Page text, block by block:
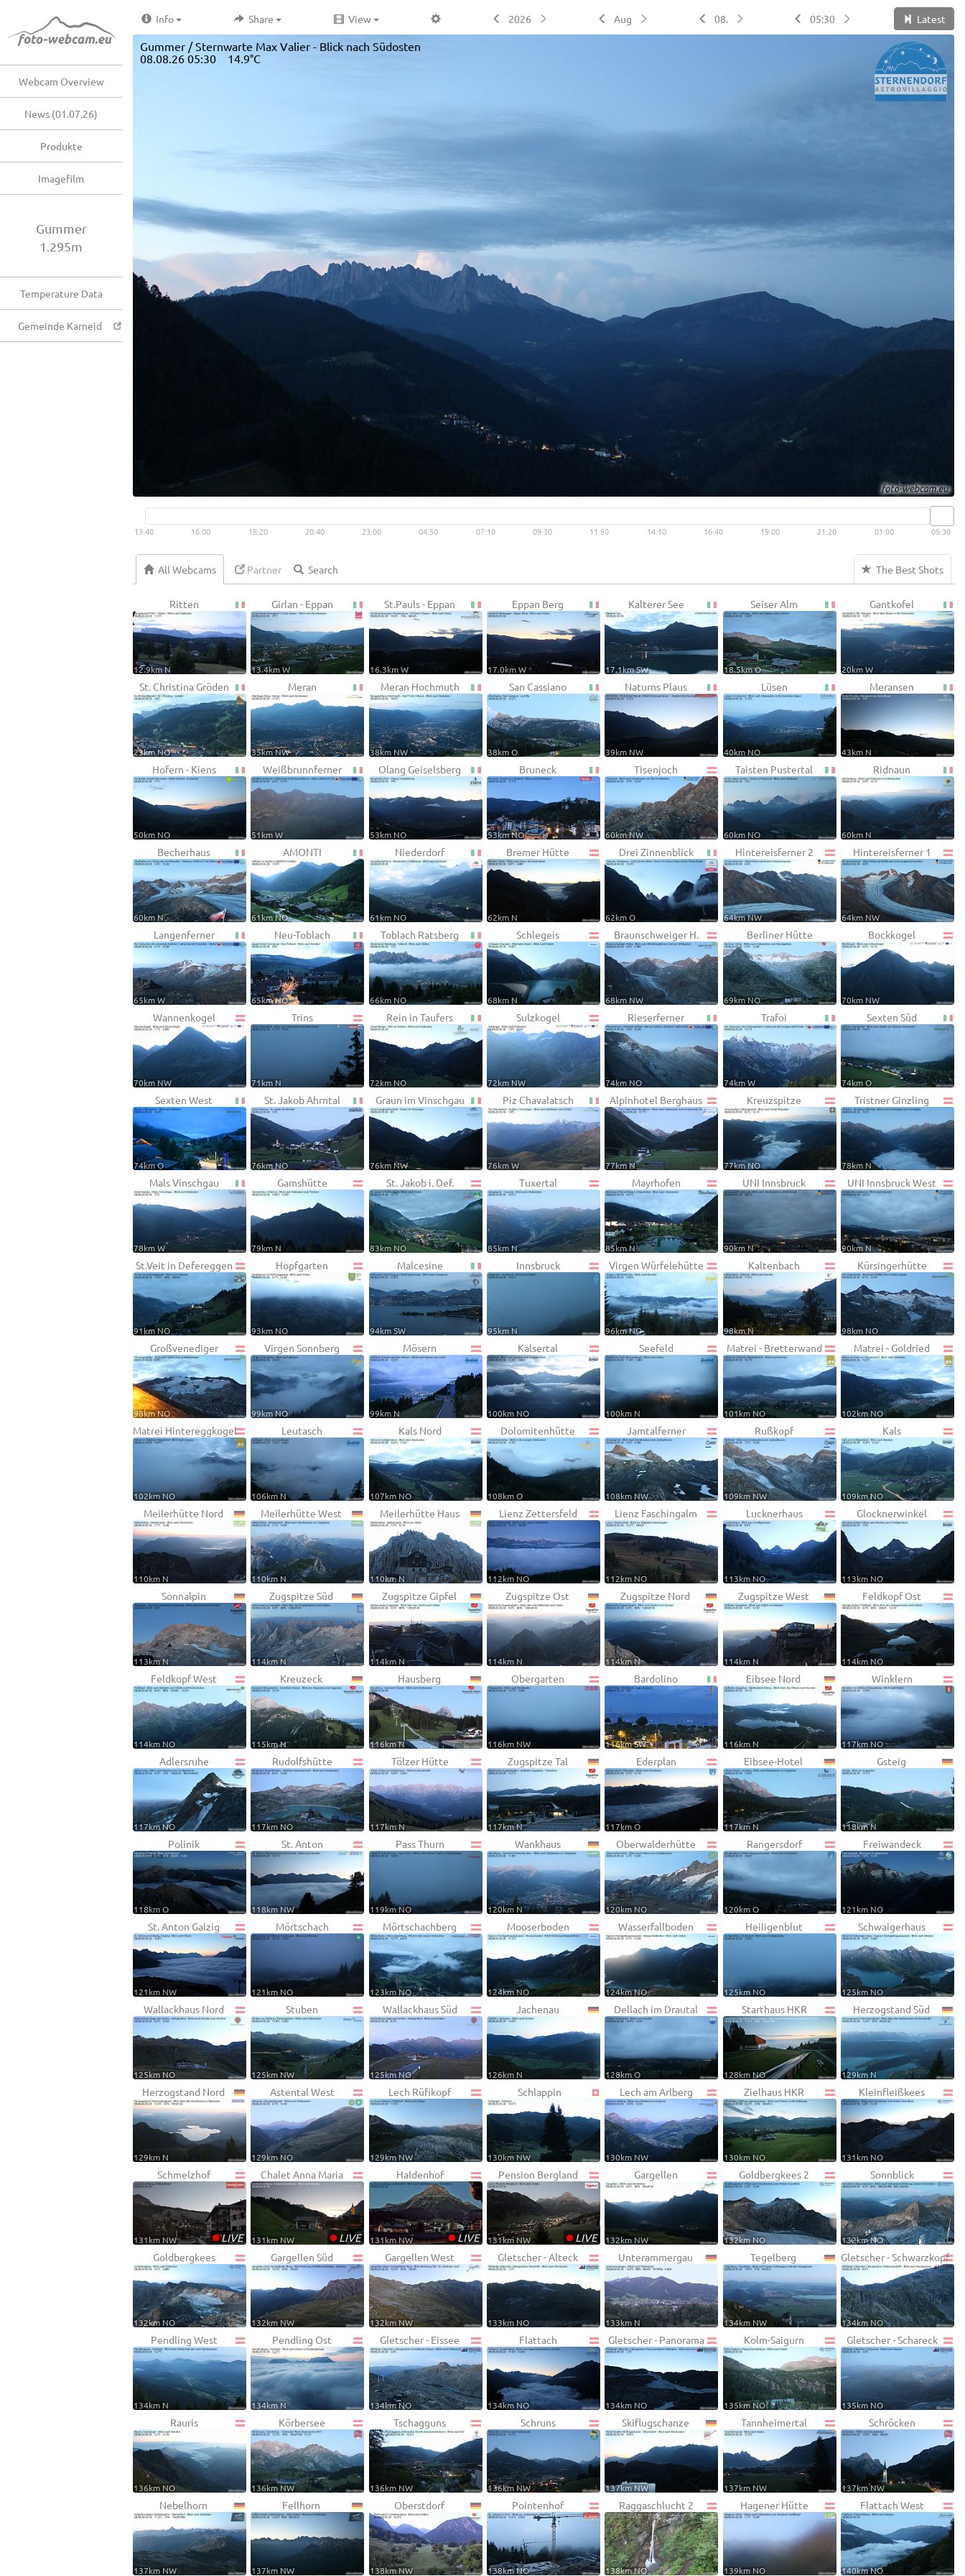
Webcam Overview
News (01.07.26)
Produkte
Imagefilm
Gummer
1.295m
Temperature Data
Gemeinde Karneid
Info Share View 2026 Aug 08. 05:30 Latest
Gummer / Sternwarte Max Valier - Blick nach Südosten
08.08.26 05:30 14.9°C
Live video available → View
13:40 16:00 18:20 20:40 23:00 04:50 07:10 09:30 11:50 14:10 16:40 19:00 21:20 01:00 05:30
All Webcams The Best Shots
Partner
Ritten
12.9km N
Girlan - Eppan
13.4km W
St.Pauls - Eppan
16.3km W
Eppan Berg
17.0km W
Kalterer See
17.1km SW
Seiser Alm
18.5km O
Gantkofel
20km W
St. Christina Gröden
23km NO
Meran
35km NW
Meran Hochmuth
38km NW
San Cassiano
38km O
Naturns Plaus
39km NW
Lüsen
40km NO
Meransen
43km N
Hofern - Kiens
50km NO
Weißbrunnferner
51km W
Olang Geiselsberg
53km NO
Bruneck
53km NO
Tisenjoch
60km NW
Taisten Pustertal
60km NO
Ridnaun
60km N
Becherhaus
60km N
AMONTI
61km NO
Niederdorf
61km NO
Bremer Hütte
62km N
Drei Zinnenblick
62km O
Hintereisferner 2
64km NW
Hintereisferner 1
64km NW
Langenferner
65km W
Neu-Toblach
65km NO
Toblach Ratsberg
66km NO
Schlegeis
68km N
Braunschweiger H.
68km NW
Berliner Hütte
69km NO
Bockkogel
70km NW
Wannenkogel
70km NW
Trins
71km N
Rein in Taufers
72km NO
Sulzkogel
72km NW
Rieserferner
74km NO
Trafoi
74km W
Sexten Süd
74km O
Sexten West
74km O
St. Jakob Ahrntal
76km NO
Graun im Vinschgau
76km NW
Piz Chavalatsch
76km W
Alpinhotel Berghaus
77km N
Kreuzspitze
77km NO
Tristner Ginzling
78km N
Mals Vinschgau
78km W
Gamshütte
79km N
St. Jakob i. Def.
83km NO
Tuxertal
85km N
Mayrhofen
85km N
UNI Innsbruck
90km N
UNI Innsbruck West
90km N
St.Veit in Defereggen
91km NO
Hopfgarten
93km NO
Malcesine
94km SW
Innsbruck
95km N
Virgen Würfelehütte
96km NO
Kaltenbach
98km N
Kürsingerhütte
98km NO
Großvenediger
98km NO
Virgen Sonnberg
99km NO
Mösern
99km N
Kalsertal
100km NO
Seefeld
100km N
Matrei - Bretterwand
101km NO
Matrei - Goldried
102km NO
Matrei Hintereggkogel
102km NO
Leutasch
106km N
Kals Nord
107km NO
Dolomitenhütte
108km O
Jamtalferner
108km NW
Rußkopf
109km NW
Kals
109km NO
Meilerhütte Nord
110km N
Meilerhütte West
110km N
Meilerhütte Haus
110km N
Lienz Zettersfeld
112km NO
Lienz Faschingalm
112km NO
Lucknerhaus
113km NO
Glocknerwinkel
113km NO
Sonnalpin
113km N
Zugspitze Süd
114km N
Zugspitze Gipfel
114km N
Zugspitze Ost
114km N
Zugspitze Nord
114km N
Zugspitze West
114km N
Feldkopf Ost
114km NO
Feldkopf West
114km NO
Kreuzeck
115km N
Hausberg
116km N
Obergarten
116km NW
Bardolino
116km SW
Eibsee Nord
116km N
Winklern
117km NO
Adlersruhe
117km NO
Rudolfshütte
117km NO
Tölzer Hütte
117km N
Zugspitze Tal
117km N
Ederplan
117km O
Eibsee-Hotel
117km N
Gsteig
118km N
Polinik
118km O
St. Anton
118km NW
Pass Thurn
119km NO
Wankhaus
120km N
Oberwalderhütte
120km NO
Rangersdorf
120km O
Freiwandeck
121km NO
St. Anton Galzig
121km NW
Mörtschach
121km NO
Mörtschachberg
123km NO
Mooserboden
124km NO
Wasserfallboden
124km NO
Heiligenblut
125km NO
Schwaigerhaus
125km NO
Wallackhaus Nord
125km NO
Stuben
125km NW
Wallackhaus Süd
125km NO
Jachenau
126km N
Dellach im Drautal
128km O
Starthaus HKR
128km NO
Herzogstand Süd
129km N
Herzogstand Nord
129km N
Astental West
129km NO
Lech Rüfikopf
129km NW
Schlappin
130km NW
Lech am Arlberg
130km NW
Zielhaus HKR
130km NO
Kleinfleißkees
131km NO
Schmelzhof
•LIVE
131km NW
Chalet Anna Maria
•LIVE
131km NW
Haldenhof
•LIVE
131km NW
Pension Bergland
•LIVE
131km NW
Gargellen
132km NW
Goldbergkees 2
132km NO
Sonnblick
132km NO
Goldbergkees
132km NO
Gargellen Süd
132km NW
Gargellen West
132km NW
Gletscher - Alteck
133km NO
Unterammergau
133km N
Tegelberg
134km NW
Gletscher - Schwarzkopf
134km NO
Pendling West
134km N
Pendling Ost
134km N
Gletscher - Eissee
134km NO
Flattach
134km NO
Gletscher - Panorama
134km NO
Kolm-Saigurn
135km NO
Gletscher - Schareck
135km NO
Rauris
136km NO
Körbersee
136km NW
Tschagguns
136km NW
Schruns
136km NW
Skiflugschanze
137km NW
Tannheimertal
137km NW
Schröcken
137km NW
Nebelhorn
137km NW
Fellhorn
137km NW
Oberstdorf
138km NW
Pointenhof
138km NO
Raggaschlucht 2
138km NO
Hagener Hütte
139km NO
Flattach West
140km NO